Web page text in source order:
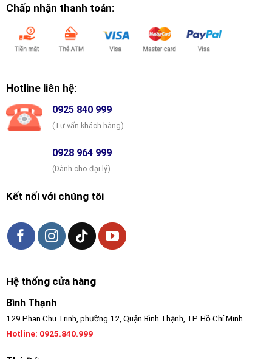
Chấp nhận thanh toán:
Hotline liên hệ:
0925 840 999
(Tư vấn khách hàng)
0928 964 999
(Dành cho đại lý)
Kết nối với chúng tôi
Hệ thống cửa hàng
Bình Thạnh
129 Phan Chu Trinh, phường 12, Quận Bình Thạnh, TP. Hồ Chí Minh
Hotline: 0925.840.999